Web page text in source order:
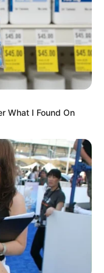
qui affiche
reste sur une fin
deux victoires
Ensuite, après
une rentrée
bon niveau
un paramètre
il
significatifs.
idéal au
un atout majeur.
que patienter
s’adapte à tous les
What I Found On